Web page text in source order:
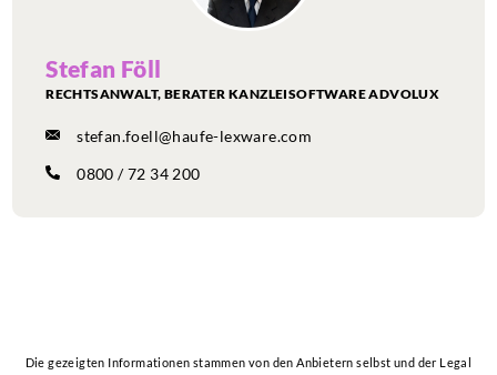
Stefan Föll
RECHTSANWALT, BERATER KANZLEISOFTWARE ADVOLUX
stefan.foell@haufe-lexware.com
0800 / 72 34 200
Die gezeigten Informationen stammen von den Anbietern selbst und der Legal